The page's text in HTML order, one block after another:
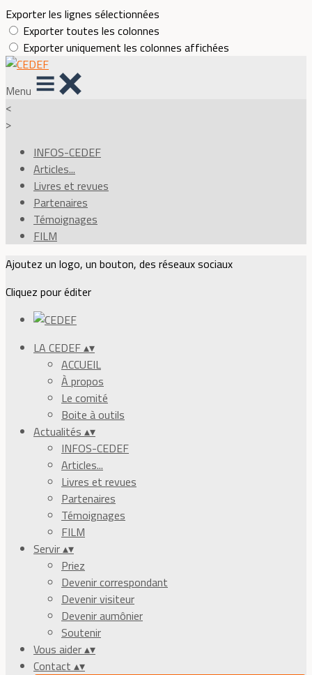
Exporter les lignes sélectionnées
Exporter toutes les colonnes
Exporter uniquement les colonnes affichées
Menu
<
>
INFOS-CEDEF
Articles...
Livres et revues
Partenaires
Témoignages
FILM
Ajoutez un logo, un bouton, des réseaux sociaux
Cliquez pour éditer
LA CEDEF▴▾
ACCUEIL
À propos
Le comité
Boite à outils
Actualités ▴▾
INFOS-CEDEF
Articles...
Livres et revues
Partenaires
Témoignages
FILM
Servir▴▾
Priez
Devenir correspondant
Devenir visiteur
Devenir aumônier
Soutenir
Vous aider▴▾
Contact ▴▾